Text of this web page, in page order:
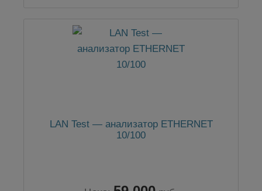
LAN Test — анализатор ETHERNET
10/100